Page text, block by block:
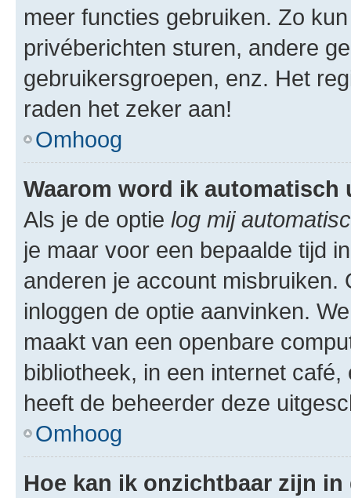
meer functies gebruiken. Zo
privéberichten sturen, andere
gebruikersgroepen, enz. Het
raden het zeker aan!
Omhoog
Waarom word ik automatisch
Als je de optie log mij
je maar voor een bepaalde tijd
anderen je account misbruiken.
inloggen de optie aanvinken.
maakt van een openbare
bibliotheek, in een internet
heeft de beheerder deze
Omhoog
Hoe kan ik onzichtbaar zijn